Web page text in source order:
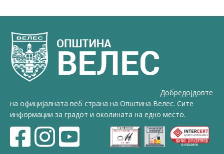
Добредојдовте
на официјалната веб страна на Општина Велес. Сите
информации за градот и околината на едно место.